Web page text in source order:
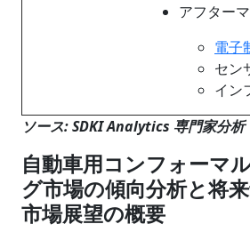
アフター
電子
セン
イン
ソース: SDKI Analytics 専門家分析
自動車用コンフォーマ
グ市場の傾向分析と将
市場展望の概要